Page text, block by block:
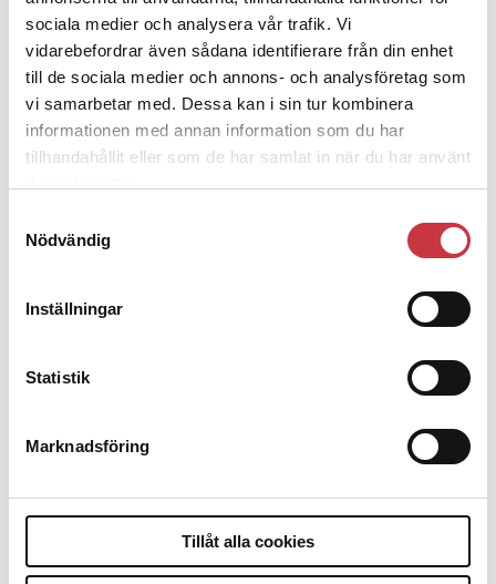
sociala medier och analysera vår trafik. Vi
vidarebefordrar även sådana identifierare från din enhet
till de sociala medier och annons- och analysföretag som
vi samarbetar med. Dessa kan i sin tur kombinera
informationen med annan information som du har
tillhandahållit eller som de har samlat in när du har använt
Nödvändig
Inställningar
Statistik
Marknadsföring
Tillåt alla cookies
Öst: 10
Nationellaavdelningar: 25
Källa: Polismyndigheten.
Läs om återvändaren John Weslien i en tidigareartikel
2024 ÅTERANSTÄLLDA